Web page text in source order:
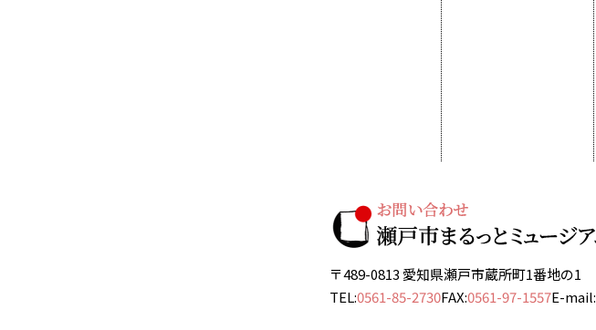
〒489-0813 愛知県瀬戸市蔵所町1番地の1
TEL:0561-85-2730FAX:0561-97-1557E-mail: